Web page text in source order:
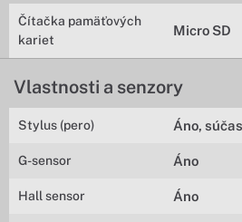
Čítačka pamäťových
kariet
Micro SD
Vlastnosti a senzory
Stylus (pero) Áno,
G-sensor Áno
Hall sensor Áno